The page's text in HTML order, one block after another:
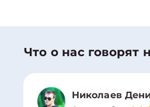
Что о нас говорят
Николаев